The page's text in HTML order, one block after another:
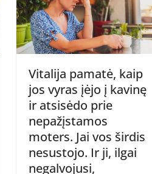
Vitalija pamatė, kaip
jos vyras įėjo į kavinę
ir atsisėdo prie
nepažįstamos
moters. Jai vos širdis
nesustojo. Ir ji, ilgai
negalvojusi,